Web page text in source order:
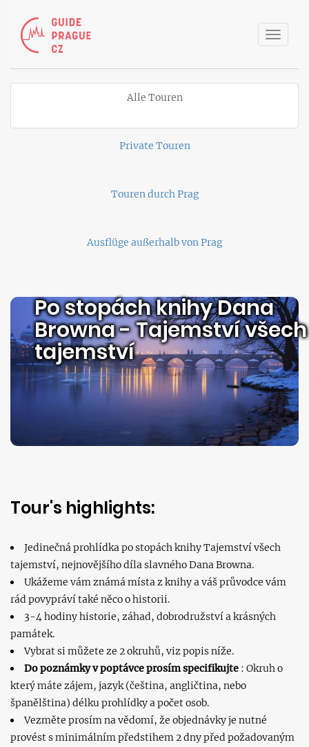
Toggle
Alle Touren
Private Touren
Touren durch Prag
Ausflüge außerhalb von Prag
Po stopách knihy Dana
Browna - Tajemství všech
tajemství
Tour's highlights:
Jedinečná prohlídka po stopách knihy Tajemství všech
tajemství, nejnovějšího díla slavného Dana Browna.
Ukážeme vám známá místa z knihy a váš průvodce vám
rád povypráví také něco o historii.
3-4 hodiny historie, záhad, dobrodružství a krásných
památek.
Vybrat si můžete ze 2 okruhů, viz popis níže.
Do poznámky v poptávce prosím specifikujte : Okruh o
který máte zájem, jazyk (čeština, angličtina, nebo
španělština) délku prohlídky a počet osob.
Vezměte prosím na vědomí, že objednávky je nutné
provést s minimálním předstihem 2 dny před požadovaným